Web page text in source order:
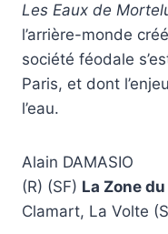
Les Eaux de
l’arrière-monde
société féodale
Paris, et dont
l’eau.
Alain DAMASIO
(R) (SF) La Zone
Clamart, La Volte